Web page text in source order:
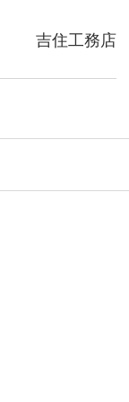
吉住工務店